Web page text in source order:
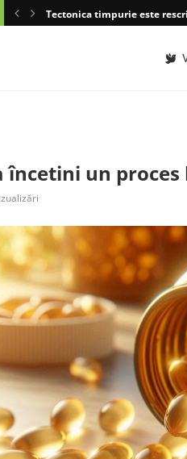
Tectonica timpurie este
încetini un